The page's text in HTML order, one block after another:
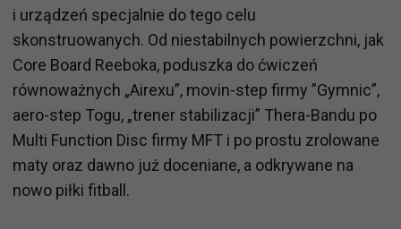
i urządzeń specjalnie do tego celu
skonstruowanych. Od niestabilnych powierzchni, jak
Core Board Reeboka, poduszka do ćwiczeń
równoważnych „Airexu”, movin-step firmy ”Gymnic”,
aero-step Togu, „trener stabilizacji” Thera-Bandu po
Multi Function Disc firmy MFT i po prostu zrolowane
maty oraz dawno już doceniane, a odkrywane na
nowo piłki fitball.